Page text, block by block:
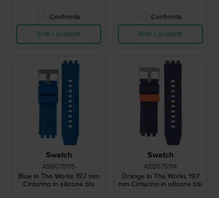
Confronta
Vedi i prodotti
Confronta
Vedi i prodotti
Swatch
ASB07S115
Blue In The Works 19.7 mm
Cinturino in silicone blu
Swatch
ASB07S114
Orange In The Works 19.7
mm Cinturino in silicone blu